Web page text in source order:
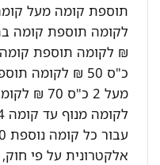
כ"ס 50 ₪ לקומה
אלקטרונית על פי חוק,